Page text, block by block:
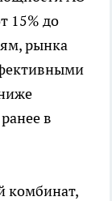
15% до
рынка
в
комбинат,